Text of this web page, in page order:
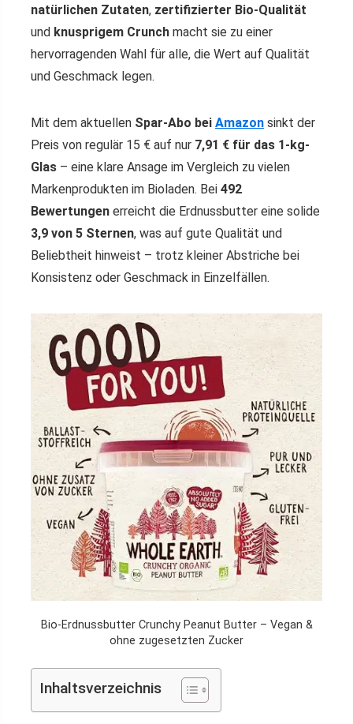
natürlichen Zutaten, zertifizierter Bio-Qualität
und knusprigem Crunch macht sie zu einer
hervorragenden Wahl für alle, die Wert auf Qualität
und Geschmack legen.
Mit dem aktuellen Spar-Abo bei Amazon sinkt der
Preis von regulär 15 € auf nur 7,91 € für das 1-kg-
Glas – eine klare Ansage im Vergleich zu vielen
Markenprodukten im Bioladen. Bei 492
Bewertungen erreicht die Erdnussbutter eine solide
3,9 von 5 Sternen, was auf gute Qualität und
Beliebtheit hinweist – trotz kleiner Abstriche bei
Konsistenz oder Geschmack in Einzelfällen.
Bio-Erdnussbutter Crunchy Peanut Butter – Vegan &
ohne zugesetzten Zucker
Inhaltsverzeichnis